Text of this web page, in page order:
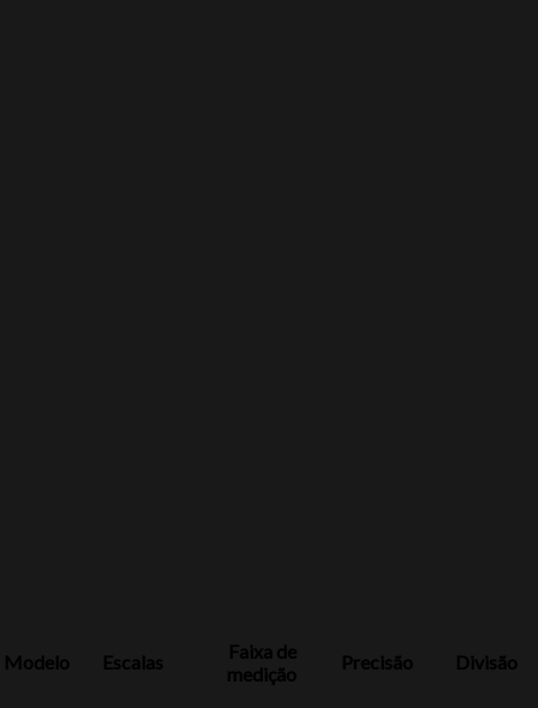
Modelo Escalas
Faixa de
medição
Precisão Divisão